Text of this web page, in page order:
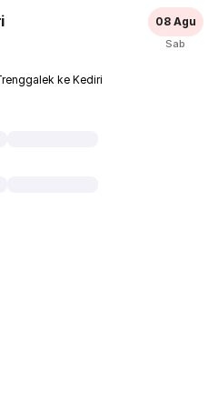
08 Agu
Sab
ke Kediri